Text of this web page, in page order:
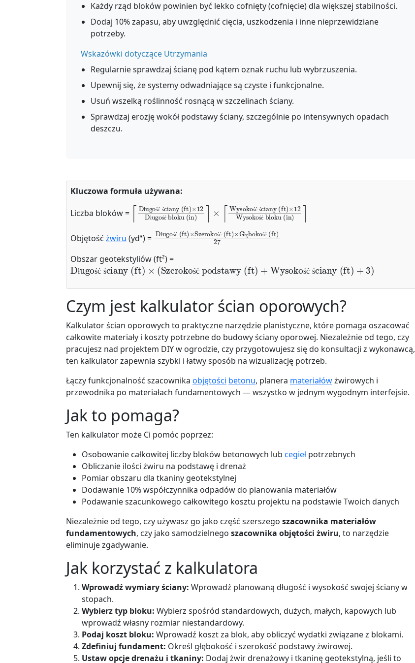
Każdy rząd bloków powinien być lekko cofnięty (cofnięcie) dla większej stabilności.
Dodaj 10% zapasu, aby uwzględnić cięcia, uszkodzenia i inne nieprzewidziane
potrzeby.
Wskazówki dotyczące Utrzymania
Regularnie sprawdzaj ścianę pod kątem oznak ruchu lub wybrzuszenia.
Upewnij się, że systemy odwadniające są czyste i funkcjonalne.
Usuń wszelką roślinność rosnącą w szczelinach ściany.
Sprawdzaj erozję wokół podstawy ściany, szczególnie po intensywnych opadach
deszczu.
Kluczowa formuła używana:
Liczba bloków =
⌈Długość ściany (ft) 12
Długość bloku (in)⌉×⌈Wysokość ściany (ft)×12
Wysokość bloku (in)⌉
Objętość żwiru (yd³) =
Długość (ft)×
Szerokość (ft)×Głębokość (ft)27
Obszar geotekstyliów (ft²) =
ł ś ć ś ść ś ć ś
Długość ściany (ft)×(Szerokość podstawy (ft) +Wysokość ściany (ft) )
Czym jest kalkulator ścian oporowych?
Kalkulator ścian oporowych to praktyczne narzędzie planistyczne, które pomaga oszacować
całkowite materiały i koszty potrzebne do budowy ściany oporowej. Niezależnie od tego, czy
pracujesz nad projektem DIY w ogrodzie, czy przygotowujesz się do konsultacji z wykonawcą,
ten kalkulator zapewnia szybki i łatwy sposób na wizualizację potrzeb.
Łączy funkcjonalność szacownika objętości betonu, planera materiałówżwirowych i
przewodnika po materiałach fundamentowych — wszystko w jednym wygodnym interfejsie.
Jak to pomaga?
Ten kalkulator może Ci pomóc poprzez:
Osobowanie całkowitej liczby bloków betonowych lub cegieł potrzebnych
Obliczanie ilości żwiru na podstawę i drenaż
Pomiar obszaru dla tkaniny geotekstylnej
Dodawanie 10% współczynnika odpadów do planowania materiałów
Podawanie szacunkowego całkowitego kosztu projektu na podstawie Twoich danych
Niezależnie od tego, czy używasz go jako część szerszego szacownika materiałów
fundamentowych, czy jako samodzielnego szacownika objętości żwiru, to narzędzie
eliminuje zgadywanie.
Jak korzystać z kalkulatora
Wprowadź wymiary ściany: Wprowadź planowaną długość i wysokość swojej ściany w
stopach.
Wybierz typ bloku: Wybierz spośród standardowych, dużych, małych, kapowych lub
wprowadź własny rozmiar niestandardowy.
Podaj koszt bloku: Wprowadź koszt za blok, aby obliczyć wydatki związane z blokami.
Zdefiniuj fundament: Określ głębokość i szerokość podstawy żwirowej.
Ustaw opcje drenażu i tkaniny: Dodaj żwir drenażowy i tkaninę geotekstylną, jeśli to